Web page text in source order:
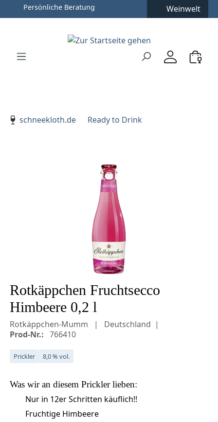
Zum Hauptinhalt springen
Zur Hauptnavigation springen
Persönliche Beratung Weinwelt
schneekloth.de
Ready to Drink
Bildergalerie überspringen
Rotkäppchen Fruchtsecco
Himbeere 0,2 l
Rotkäppchen-Mumm
Deutschland
Prod-Nr.: 766410
Prickler 8,0 % vol.
Was wir an diesem Pricklerlieben:
Nur in 12er Schritten käuflich!!
Fruchtige Himbeere